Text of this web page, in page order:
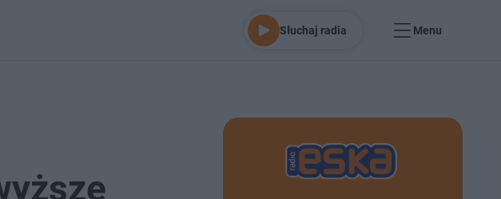
Słuchaj radia Menu